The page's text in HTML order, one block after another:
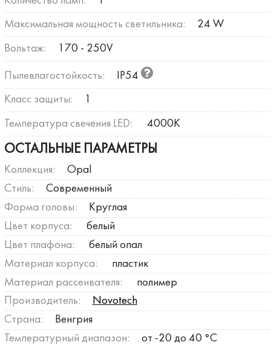
Максимальная мощность светильника: 24 W
Вольтаж: 170 - 250V
Пылевлагостойкость: IP54
Класс защиты:
Температура свечения LED: 4000К
ОСТАЛЬНЫЕ ПАРАМЕТРЫ
Коллекция:
Opal
Стиль:
Современный
Форма головы:
Круглая
Цвет корпуса:
белый
Цвет плафона:
белый опал
Материал корпуса:
пластик
Материал рассеивателя:
полимер
Производитель:
Novotech
Страна:
Венгрия
Температурный диапазон:
от -20 до 40 °C